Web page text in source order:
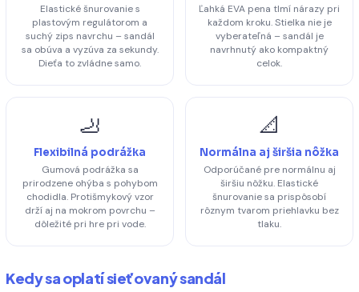
Elastické šnurovanie s
plastovým regulátorom a
suchý zips navrchu – sandál
sa obúva a vyzúva za sekundy.
Dieťa to zvládne samo.
Ľahká EVA pena tlmí nárazy pri
každom kroku. Stielka nie je
vyberateľná – sandál je
navrhnutý ako kompaktný
celok.
🦶
Flexibilná podrážka
Gumová podrážka sa
prirodzene ohýba s pohybom
chodidla. Protišmykový vzor
drží aj na mokrom povrchu –
dôležité pri hre pri vode.
📐
Normálna aj širšia nôžka
Odporúčané pre normálnu aj
širšiu nôžku. Elastické
šnurovanie sa prispôsobí
rôznym tvarom priehlavku bez
tlaku.
Kedy sa oplatí sieťovaný sandál